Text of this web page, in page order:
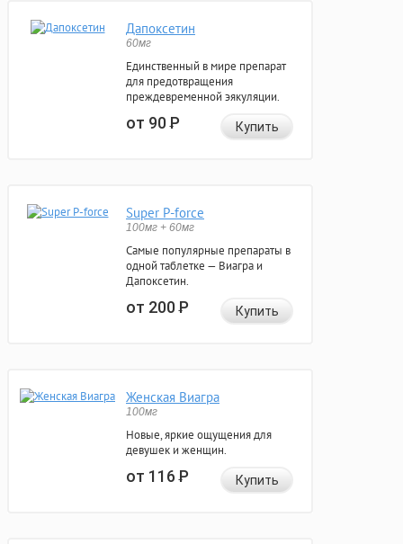
Дапоксетин
60мг
Единственный в мире препарат
для предотвращения
преждевременной эякуляции.
от 90Р Купить
Super P-force
100мг + 60мг
Самые популярные препараты в
одной таблетке — Виагра и
Дапоксетин.
от 200Р Купить
Женская Виагра
100мг
Новые, яркие ощущения для
девушек и женщин.
от 116Р Купить